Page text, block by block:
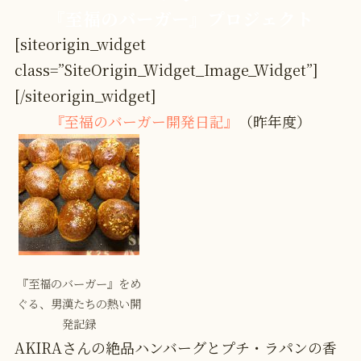
[siteorigin_widget
class=”SiteOrigin_Widget_Image_Widget”]
[/siteorigin_widget]
『至福のバーガー開発日記』
（昨年度）
『至福のバーガー』をめ
ぐる、男漢たちの熱い開
発記録
AKIRAさんの絶品ハンバーグとプチ・ラパンの香